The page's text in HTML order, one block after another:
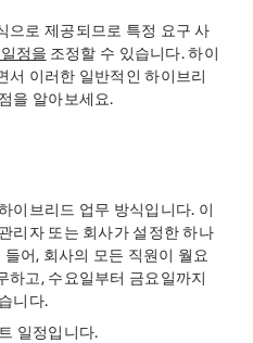
으로 제공되므로 특정 요구 사
정을 조정할 수 있습니다. 하이
서 이러한 일반적인 하이브리
을 알아보세요.
이브리드 업무 방식입니다. 이
리자 또는 회사가 설정한 하나
어, 회사의 모든 직원이 월요
하고, 수요일부터 금요일까지
니다.
일정입니다.